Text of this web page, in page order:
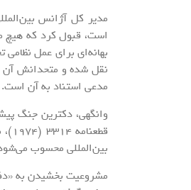
مدیر کل آژانس
است، قبول کرد که هیچ
بهانه‌ای برای عمل
نقل شده و متحدانش آن
مدعی استناد به آن است.
وانگهی، دکترین جنگ
بین‌المللی محسوب
مشروعیت بخشیدن به